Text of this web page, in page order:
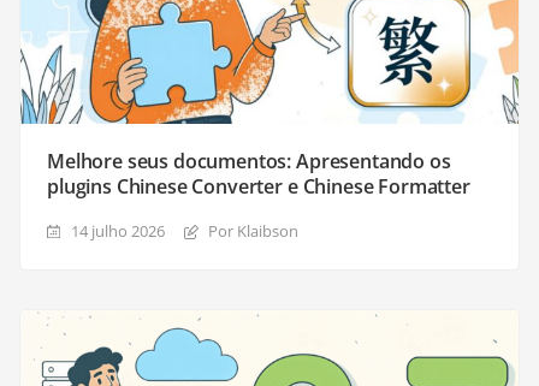
Melhore seus documentos: Apresentando os
plugins Chinese Converter e Chinese Formatter
14 julho 2026 Por Klaibson